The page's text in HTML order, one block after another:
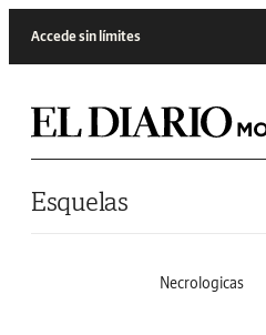
Accede sin límites
Esquelas
Necrologicas